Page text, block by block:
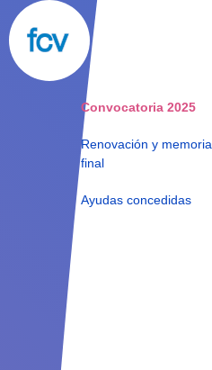
Convocatoria 2025
Renovación y memoria
final
Ayudas concedidas